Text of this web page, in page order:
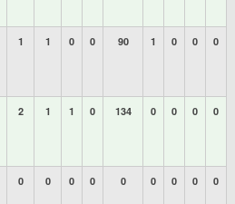
1 1 0 0 90 1 0 0 0
2 1 1 0 134 0 0 0 0
0 0 0 0 0 0 0 0 0